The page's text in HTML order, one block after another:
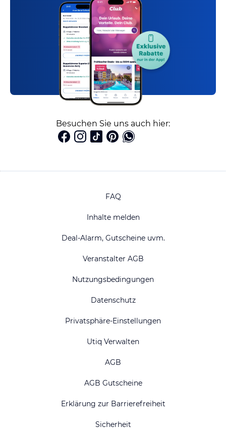
Besuchen Sie uns auch hier:
FAQ
Inhalte melden
Deal-Alarm, Gutscheine uvm.
Veranstalter AGB
Nutzungsbedingungen
Datenschutz
Privatsphäre-Einstellungen
Utiq Verwalten
AGB
AGB Gutscheine
Erklärung zur Barrierefreiheit
Sicherheit